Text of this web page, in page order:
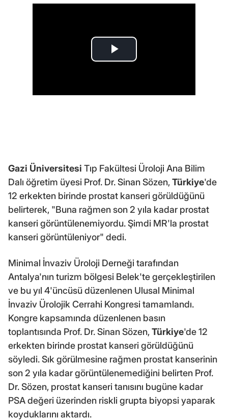
Gazi Üniversitesi Tıp Fakültesi Üroloji Ana Bilim
Dalı öğretim üyesi Prof. Dr. Sinan Sözen,Türkiye'de
12 erkekten birinde prostat kanseri görüldüğünü
belirterek, "Buna rağmen son 2 yıla kadar prostat
kanseri görüntülenemiyordu. Şimdi MR'la prostat
kanseri görüntüleniyor" dedi.
Minimal İnvaziv Üroloji Derneği tarafından
Antalya'nın turizm bölgesi Belek'te gerçekleştirilen
ve bu yıl 4'üncüsü düzenlenen Ulusal Minimal
İnvaziv Ürolojik Cerrahi Kongresi tamamlandı.
Kongre kapsamında düzenlenen basın
toplantısında Prof. Dr. Sinan Sözen,Türkiye'de 12
erkekten birinde prostat kanseri görüldüğünü
söyledi. Sık görülmesine rağmen prostat kanserinin
son 2 yıla kadar görüntülenemediğini belirten Prof.
Dr. Sözen, prostat kanseri tanısını bugüne kadar
PSA değeri üzerinden riskli grupta biyopsi yaparak
koyduklarını aktardı.